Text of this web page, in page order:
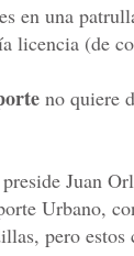
en una
licencia (de
no quiere
Juan
Urbano,
pero estos